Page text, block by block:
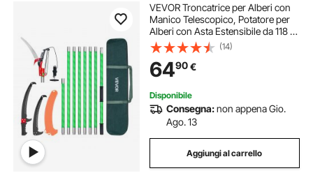
VEVOR Troncatrice per Alberi con
Manico Telescopico, Potatore per
Alberi con Asta Estensibile da 118 a
809,3 cm con Forbici, Lama Affilata
in Acciaio da 65 Mn per Potatura di
Rami Alti
(14)
6490€
Disponibile
Consegna:non appena Gio.
Ago. 13
Aggiungi al carrello